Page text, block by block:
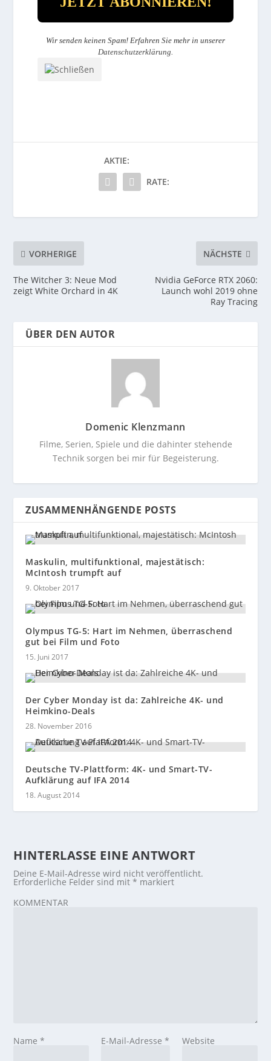
Wir senden keinen Spam! Erfahren Sie mehr in unserer
Datenschutzerklärung.
AKTIE:
RATE:
VORHERIGE
The Witcher 3: Neue Mod
zeigt White Orchard in 4K
NÄCHSTE
Nvidia GeForce RTX 2060:
Launch wohl 2019 ohne
Ray Tracing
ÜBER DEN AUTOR
Domenic Klenzmann
Filme, Serien, Spiele und die dahinter stehende
Technik sorgen bei mir für Begeisterung.
ZUSAMMENHÄNGENDE POSTS
Maskulin, multifunktional, majestätisch:
McIntosh trumpft auf
9. Oktober 2017
Olympus TG-5: Hart im Nehmen, überraschend
gut bei Film und Foto
15. Juni 2017
Der Cyber Monday ist da: Zahlreiche 4K- und
Heimkino-Deals
28. November 2016
Deutsche TV-Plattform: 4K- und Smart-TV-
Aufklärung auf IFA 2014
18. August 2014
HINTERLASSE EINE ANTWORT
Deine E-Mail-Adresse wird nicht veröffentlicht.
Erforderliche Felder sind mit* markiert
KOMMENTAR
Name* E-Mail-Adresse * Website